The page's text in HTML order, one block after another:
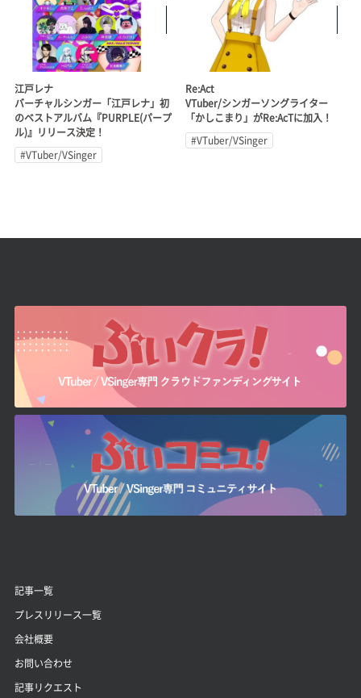
江戸レナ
バーチャルシンガー「江戸レナ」初
のベストアルバム『PURPLE(パープ
ル)』リリース決定！
#VTuber/VSinger
Re:Act
VTuber/シンガーソングライター
「かしこまり」がRe:AcTに加入！
#VTuber/VSinger
記事一覧
プレスリリース一覧
会社概要
お問い合わせ
記事リクエスト